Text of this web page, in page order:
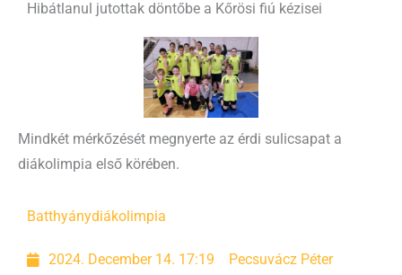
Hibátlanul jutottak döntőbe a Kőrösi fiú kézisei
Mindkét mérkőzését megnyerte az érdi sulicsapat a
diákolimpia első körében.
Batthyánydiákolimpia
2024. December 14. 17:19 Pecsuvácz Péter